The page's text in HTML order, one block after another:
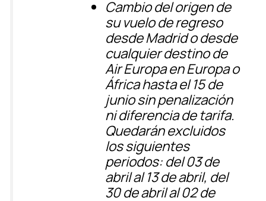
Cambio del origen de
su vuelo de regreso
desde Madrid o desde
cualquier destino de
Air Europa en Europa o
África hasta el 15 de
juniosin penalización
ni diferencia de tarifa.
Quedarán excluidos
los siguientes
periodos: del 03 de
abril al 13 de abril, del
30 de abril al 02 de